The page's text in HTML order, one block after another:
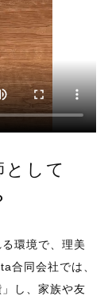
して
環境で、理美
合同会社では、
し、家族や友